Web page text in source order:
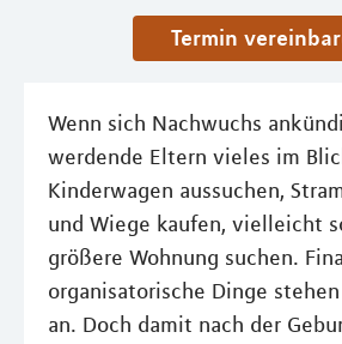
Termin
Wenn sich Nachwuchs
werdende Eltern vieles im
Kinderwagen aussuchen,
und Wiege kaufen, vielleicht
größere Wohnung suchen.
organisatorische Dinge
an. Doch damit nach der